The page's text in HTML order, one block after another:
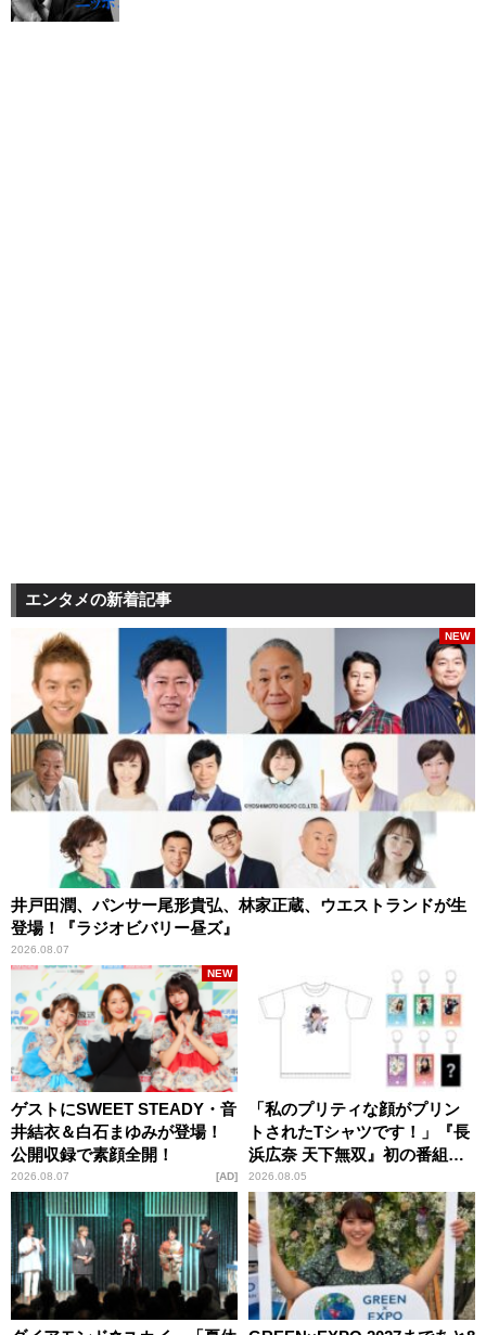
エンタメの新着記事
井戸田潤、パンサー尾形貴弘、林家正蔵、ウエストランドが生
登場！『ラジオビバリー昼ズ』
2026.08.07
NEW
ゲストにSWEET STEADY・音
井結衣＆白石まゆみが登場！
公開収録で素顔全開！
2026.08.07
NEW
AD
「私のプリティな顔がプリン
トされたTシャツです！」『長
浜広奈 天下無双』初の番組グ
ッズ発売
2026.08.05